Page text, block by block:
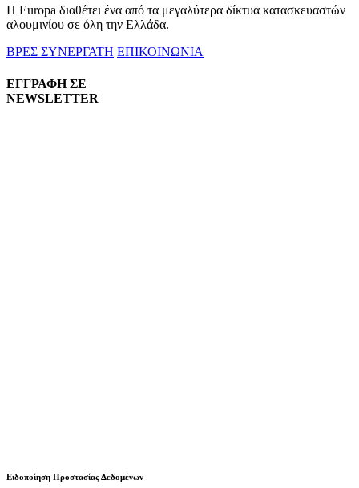
Η Europa διαθέτει ένα από τα μεγαλύτερα δίκτυα κατασκευαστών
αλουμινίου σε όλη την Ελλάδα.
ΒΡΕΣ ΣΥΝΕΡΓΑΤΗ ΕΠΙΚΟΙΝΩΝΙΑ
ΕΓΓΡΑΦΗ ΣΕ
NEWSLETTER
Ειδοποίηση Προστασίας Δεδομένων